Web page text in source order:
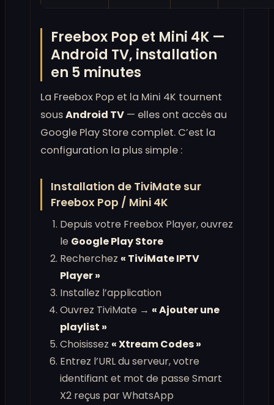
Freebox Pop et Mini 4K —
Android TV, installation
en 5 minutes
La Freebox Pop et la Mini 4K tournent
sousAndroid TV — elles ont accès au
Google Play Store complet. C’est la
configuration la plus simple :
Installation de TiviMate sur
Freebox Pop / Mini 4K
Depuis votre Freebox Player, ouvrez
le Google Play Store
Recherchez « TiviMate IPTV
Player »
Installez l’application
Ouvrez TiviMate → « Ajouter une
playlist »
Choisissez « Xtream Codes »
Entrez l’URL du serveur, votre
identifiant et mot de passe Smart
X2 reçus par WhatsApp